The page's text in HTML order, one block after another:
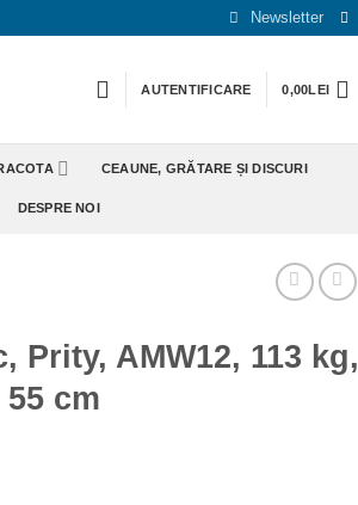
Newsletter
AUTENTIFICARE 0,00LEI
CEAUNE, GRĂTARE ȘI DISCURI
DESPRE NOI
Prity, AMW12, 113 kg,
cm